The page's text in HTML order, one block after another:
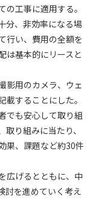
工事に適用する。
分、非効率になる場
行い、費用の全額を
は基本的にリースと
影用のカメラ、ウェ
することにした。
でも安心して取り組
り組みに当たり、
果、課題など約30件
広げるとともに、中
討を進めていく考え
込手続きを完了
みをした者が以下
場合、その者の会
す。
合
た場合
員申込手続き処
判断した場合